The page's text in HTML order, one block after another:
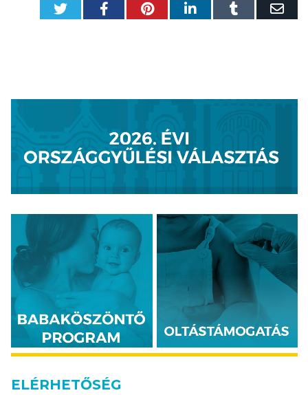
TwitterFacebookPinterest
LinkedIn
Tumblr
ELÉRHETŐSÉG